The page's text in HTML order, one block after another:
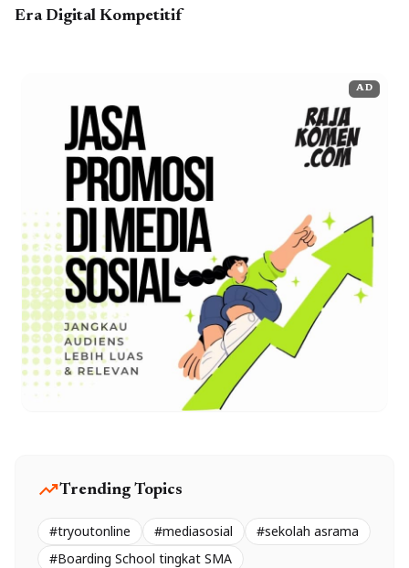
Era Digital Kompetitif
AD
trending_upTrending Topics
#tryoutonline #mediasosial
#sekolah asrama
#Boarding School tingkat SMA